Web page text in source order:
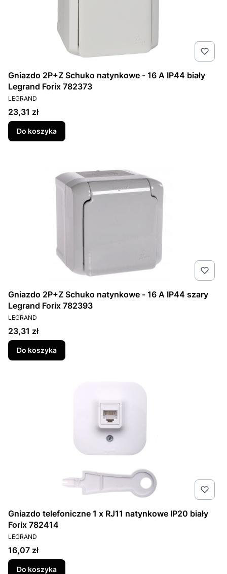
Gniazdo 2P+Z Schuko natynkowe - 16 A IP44 biały
Legrand Forix 782373
PRODUCENT
LEGRAND
Cena
23,31 zł
Do koszyka
Gniazdo 2P+Z Schuko natynkowe - 16 A IP44 szary
Legrand Forix 782393
PRODUCENT
LEGRAND
Cena
23,31 zł
Do koszyka
Gniazdo telefoniczne 1 x RJ11 natynkowe IP20 biały
Forix 782414
PRODUCENT
LEGRAND
Cena
16,07 zł
Do koszyka